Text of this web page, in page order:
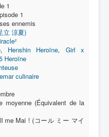
1
1
ennemis
立 涼夏)
, Henshin Heroïne, Girl x
Heroïne
culinaire
moyenne (Équivalent de la
me Mai ! (コール ミー マイ